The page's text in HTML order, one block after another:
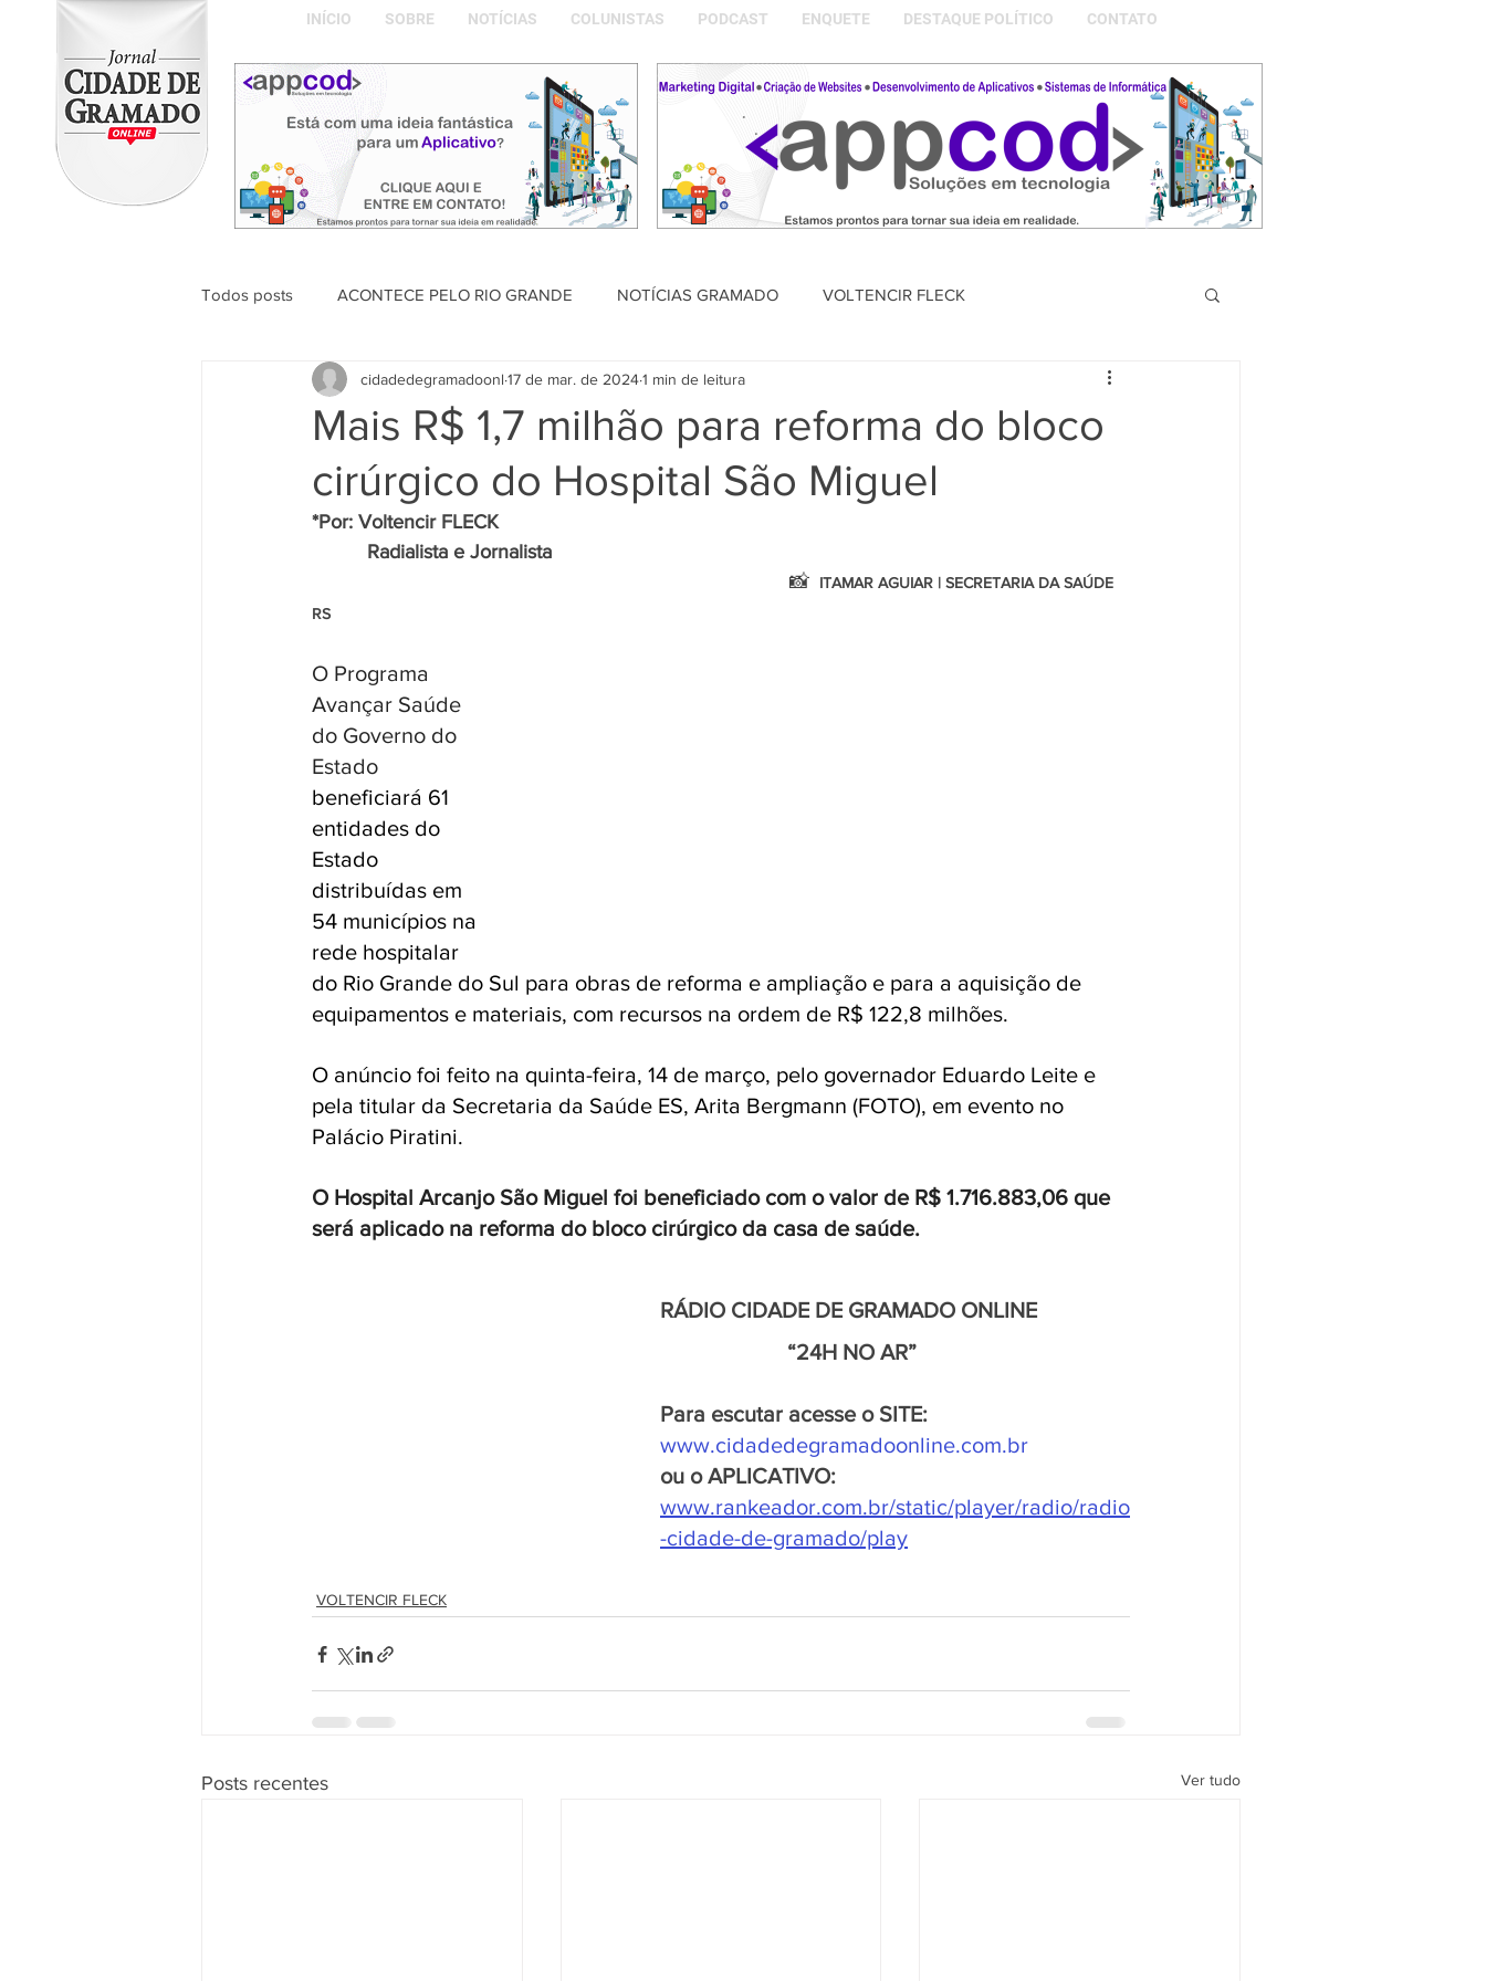
INÍCIO SOBRE NOTÍCIAS COLUNISTAS PODCAST ENQUETE DESTAQUE POLÍTICO CONTATO
Todos posts ACONTECE PELO RIO GRANDE NOTÍCIAS GRAMADO VOLTENCIR FLECK
ABDON BARRETTO FILHO SAÚDE PODCAST DESTAQUE POLÍTICO MEMÓRIAS DA NOSSA GRAMADO
Naíla Gonçalves Dalavia
Mais R$ 1,7 milhão para reforma do bloco
cirúrgico do Hospital São Miguel
cidadedegramadoonl 17 de mar. de 20241 min de leitura
*Por: Voltencir FLECK
          Radialista e Jornalista
📸
ITAMAR AGUIAR | SECRETARIA DA SAÚDE
RS
O Programa
Avançar Saúde
do Governo do
Estado
beneficiará 61
entidades do
Estado
distribuídas em
54 municípios na
rede hospitalar
do Rio Grande do Sul para obras de reforma e ampliação e para a aquisição de
equipamentos e materiais, com recursos na ordem de R$ 122,8 milhões.
O anúncio foi feito na quinta-feira, 14 de março, pelo governador Eduardo Leite e
pela titular da Secretaria da Saúde ES, Arita Bergmann (FOTO), em evento no
Palácio Piratini.
O Hospital Arcanjo São Miguel foi beneficiado com o valor de R$ 1.716.883,06 que
será aplicado na reforma do bloco cirúrgico da casa de saúde.
RÁDIO CIDADE DE GRAMADO ONLINE
“24H NO AR”
Para escutar acesse o SITE:
www.cidadedegramadoonline.com.br
ou o APLICATIVO:
www.rankeador.com.br/static/player/radio/radio
-cidade-de-gramado/play
VOLTENCIR FLECK
Posts recentes Ver tudo